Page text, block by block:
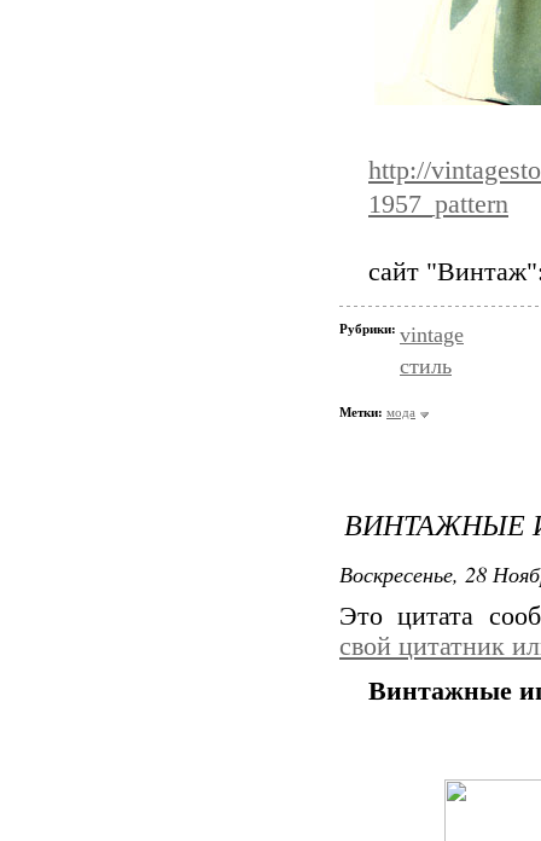
http://
1957_pattern
сайт
Рубрики: vintage
стиль
Метки: мода
ВИНТАЖНЫЕ
Воскресенье, 28
Это цитата
свой цитатник
Винтажные